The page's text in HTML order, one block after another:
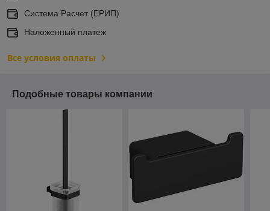
Система Расчет (ЕРИП)
Наложенный платеж
Все условия оплаты
Подобные товары компании